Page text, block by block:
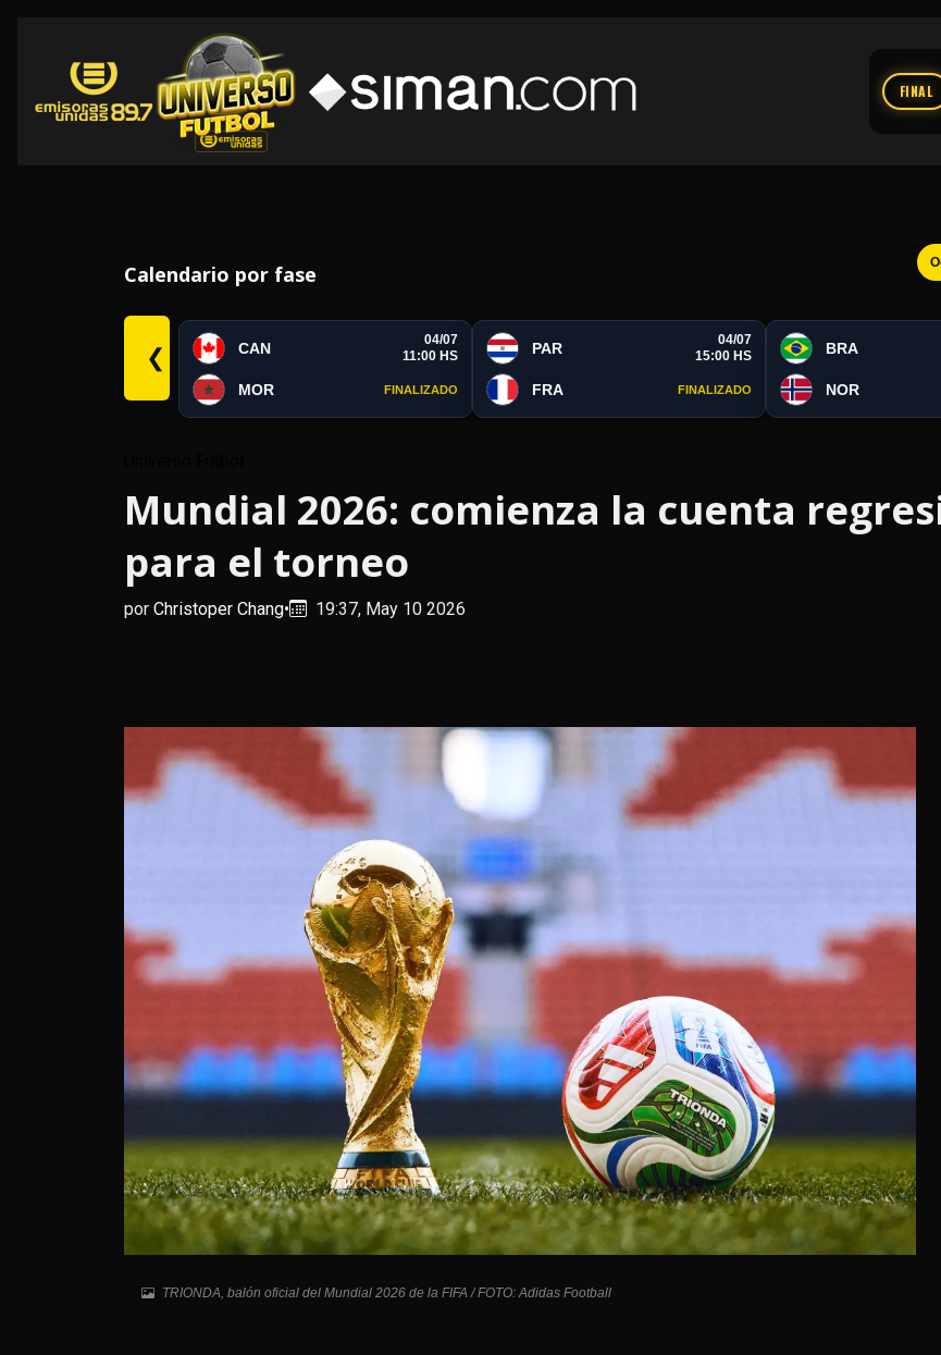
FINAL
Calendario por fase
❮ CAN
04/07
11:00 HS
MOR FINALIZADO
PAR
04/07
15:00 HS
FRA FINALIZADO
BRA
NOR
Mundial 2026: comienza la cuenta
para el torneo
por Christoper Chang• 19:37, May 10 2026
TRIONDA, balón oficial del Mundial 2026 de la FIFA / FOTO: Adidas Football